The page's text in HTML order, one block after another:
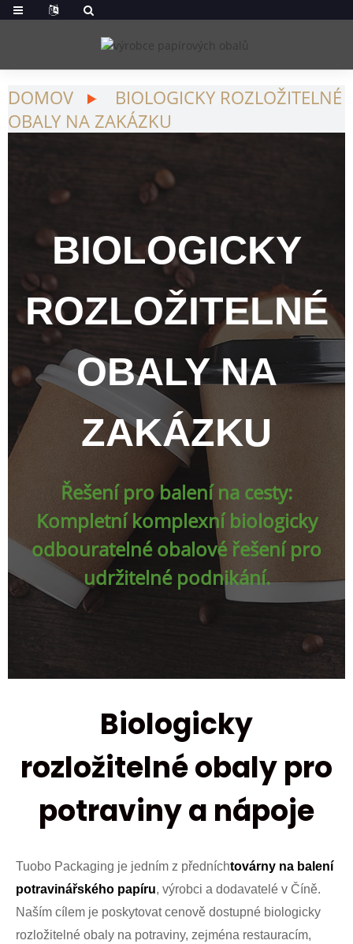
DOMOV
BIOLOGICKY ROZLOŽITELNÉ
OBALY NA ZAKÁZKU
BIOLOGICKY
ROZLOŽITELNÉ
OBALY NA
ZAKÁZKU
Řešení pro balení na cesty:
Kompletní komplexní biologicky
odbouratelné obalové řešení pro
udržitelné podnikání.
Biologicky
rozložitelné obaly pro
potraviny a nápoje
Tuobo Packaging je jedním z předníchtovárny na balení
potravinářského papíru, výrobci a dodavatelé v Číně.
Naším cílem je poskytovat cenově dostupné biologicky
rozložitelné obaly na potraviny, zejména restauracím,